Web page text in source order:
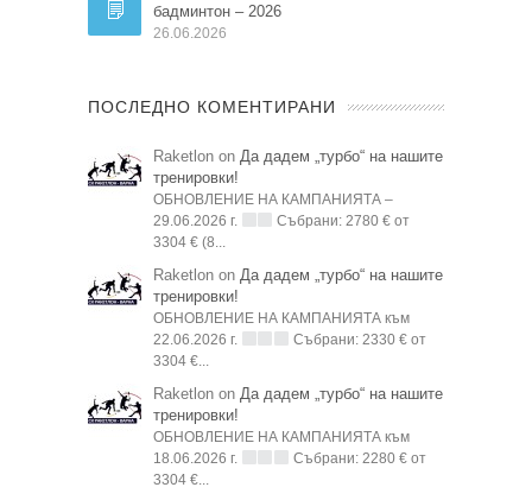
бадминтон – 2026
26.06.2026
ПОСЛЕДНО КОМЕНТИРАНИ
Raketlon on Да дадем „турбо“ на нашите
тренировки!
ОБНОВЛЕНИЕ НА КАМПАНИЯТА –
29.06.2026 г.
Събрани: 2780 € от
3304 € (8...
Raketlon on Да дадем „турбо“ на нашите
тренировки!
ОБНОВЛЕНИЕ НА КАМПАНИЯТА към
22.06.2026 г.
Събрани: 2330 € от
3304 €...
Raketlon on Да дадем „турбо“ на нашите
тренировки!
ОБНОВЛЕНИЕ НА КАМПАНИЯТА към
18.06.2026 г.
Събрани: 2280 € от
3304 €...